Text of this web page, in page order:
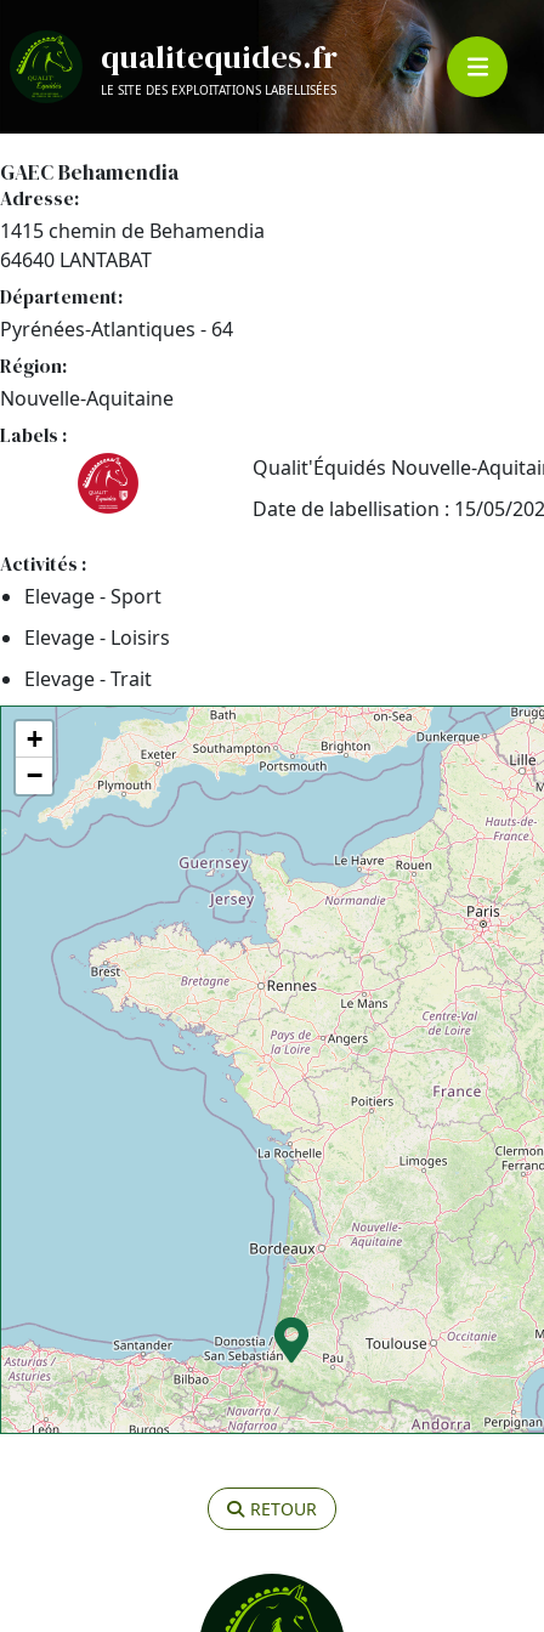
qualitequides.fr
LE SITE DES EXPLOITATIONS LABELLISÉES
GAEC Behamendia
Adresse:
1415 chemin de Behamendia
64640 LANTABAT
Département:
Pyrénées-Atlantiques - 64
Région:
Nouvelle-Aquitaine
Labels :
Qualit'Équidés Nouvelle-
Date de labellisation : 15/05/
Activités :
Elevage - Sport
Elevage - Loisirs
Elevage - Trait
+
−
RETOUR